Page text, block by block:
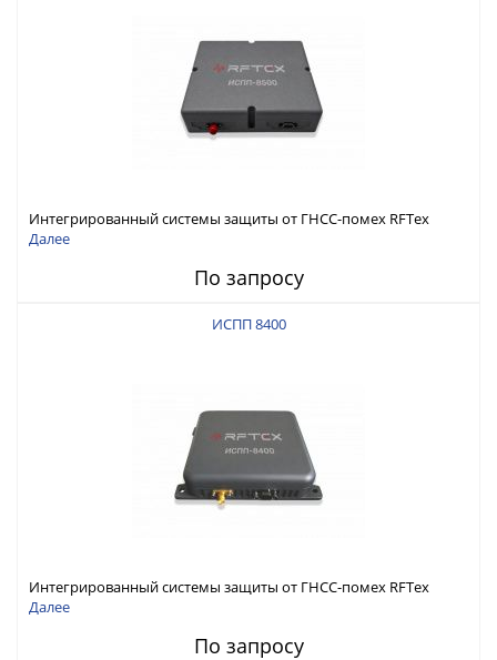
Интегрированный системы защиты от ГНСС-помех RFТех
ИСПП 8500
Далее
По запросу
ИСПП 8400
Интегрированный системы защиты от ГНСС-помех RFТех
ИСПП 8400
Далее
По запросу